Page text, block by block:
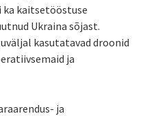
kaitsetööstuse
Ukraina sõjast.
kasutatavad droonid
ja
ja